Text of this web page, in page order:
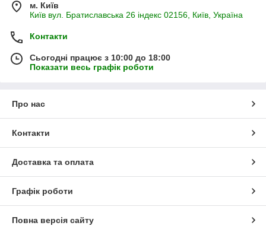
м. Київ
Київ вул. Братиславська 26 індекс 02156, Київ, Україна
Контакти
Сьогодні працює з 10:00 до 18:00
Показати весь графік роботи
Про нас
Контакти
Доставка та оплата
Графік роботи
Повна версія сайту